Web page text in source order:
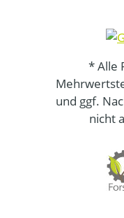
* Alle
und ggf.
nicht